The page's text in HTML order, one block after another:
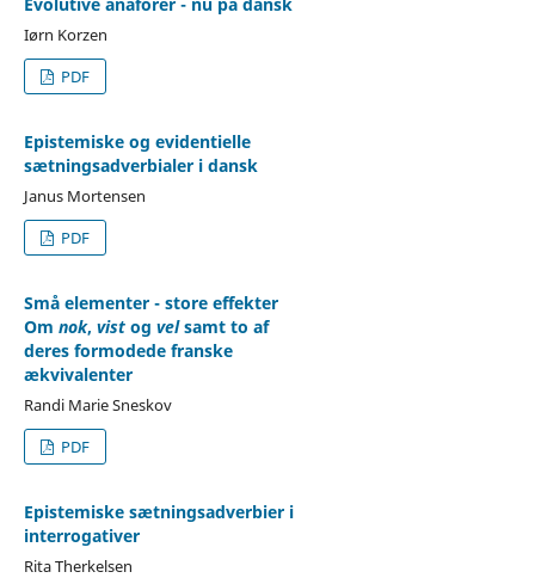
Iørn Korzen
PDF
Epistemiske og evidentielle
sætningsadverbialer i dansk
Janus Mortensen
PDF
Små elementer - store effekter
Om nok, vistog velsamt to af
deres formodede franske
ækvivalenter
Randi Marie Sneskov
PDF
Epistemiske sætningsadverbier i
interrogativer
Rita Therkelsen